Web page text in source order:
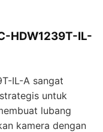
HDW1239T-IL-
IL-A sangat
untuk
lubang
kamera dengan